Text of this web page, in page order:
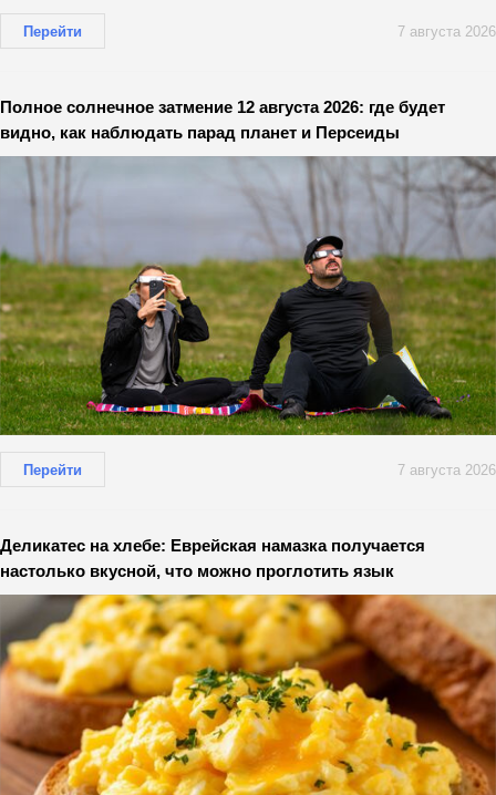
Перейти 7 августа 2026
Полное солнечное затмение 12 августа 2026: где будет
видно, как наблюдать парад планет и Персеиды
Перейти 7 августа 2026
Деликатес на хлебе: Еврейская намазка получается
настолько вкусной, что можно проглотить язык